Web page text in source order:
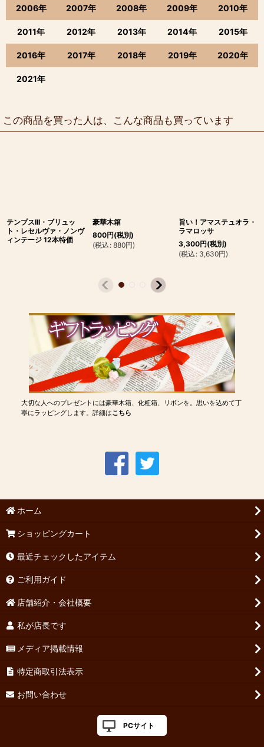
2006年 2007年 2008年 2009年 2010年
2011年 2012年 2013年 2014年 2015年
2016年 2017年 2018年 2019年 2020年
2021年
この商品を買った人は、こんな商品も買っています
テンプスIII・ブリュッ
ト・レセルヴァ・ノンヴ
ィンテージ 12本特価
豪華木箱
800円(税別)
(税込 : 880円)
旨い！アマステュオラ・
ラマロッサ
3,300円(税別)
(税込 : 3,630円)
大切な人へのプレゼントには豪華木箱、化粧箱、リボンを。思いを込めて丁
寧にラッピングします。詳細はこちら
ホーム
ショッピングカート
最近チェックしたアイテム
ご利用ガイド
店舗紹介・会社概要
私が店長です
メディア掲載情報
特定商取引法表示
お問い合わせ
PCサイト